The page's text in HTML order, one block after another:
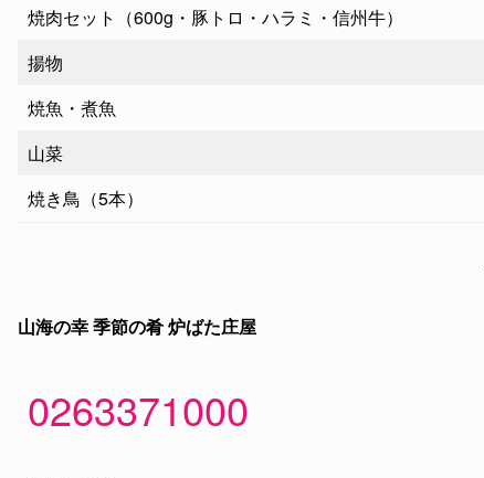
焼肉セット（600g・豚トロ・ハラミ・信州牛）
揚物
焼魚・煮魚
山菜
焼き鳥（5本）
山海の幸 季節の肴 炉ばた庄屋
0263371000